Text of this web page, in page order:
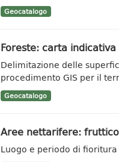
Geocatalogo
Foreste: carta
Delimitazione delle
procedimento GIS per il
Geocatalogo
Aree nettarifere:
Luogo e periodo di